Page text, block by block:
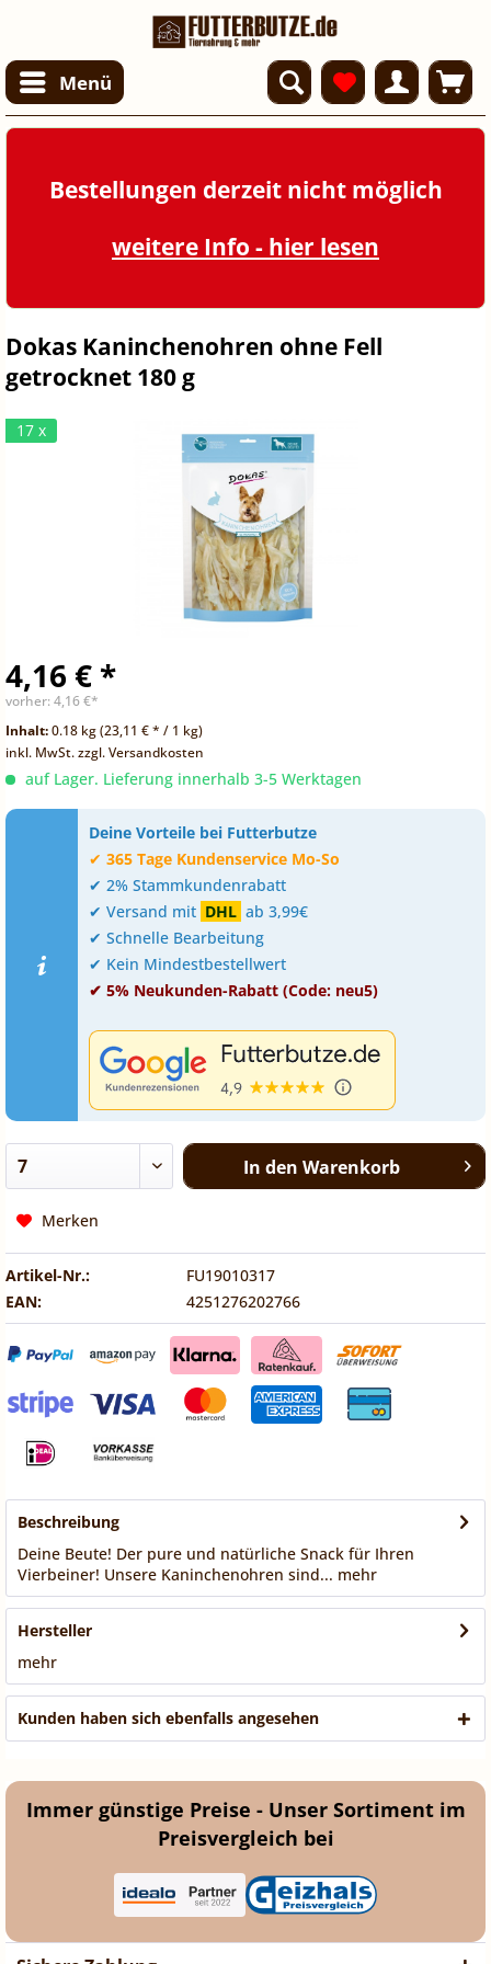
Menü
Bestellungen derzeit nicht möglich
weitere Info - hier lesen
Dokas Kaninchenohren ohne Fell
getrocknet 180 g
17 x
4,16 € *
vorher: 4,16 €*
Inhalt:0.18 kg (23,11 € * / 1 kg)
inkl. MwSt.zzgl. Versandkosten
auf Lager. Lieferung innerhalb 3-5 Werktagen
Deine Vorteile bei Futterbutze
✔ 365 Tage Kundenservice Mo-So
✔ 2% Stammkundenrabatt
✔ Versand mit DHL ab 3,99€
✔ Schnelle Bearbeitung
✔ Kein Mindestbestellwert
✔ 5% Neukunden-Rabatt (Code: neu5)
In den Warenkorb
Merken
Artikel-Nr.:
FU19010317
EAN:
4251276202766
Beschreibung
Deine Beute! Der pure und natürliche Snack für Ihren
Vierbeiner! Unsere Kaninchenohren sind... mehr
Hersteller
mehr
Kunden haben sich ebenfalls angesehen
Immer günstige Preise - Unser Sortiment im
Preisvergleich bei